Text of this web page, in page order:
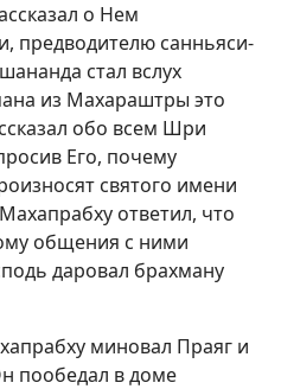
о Нем
предводителю санньяси-
стал вслух
из Махараштры это
обо всем Шри
Его, почему
святого имени
ответил, что
общения с ними
даровал брахману
миновал Праяг и
пообедал в доме